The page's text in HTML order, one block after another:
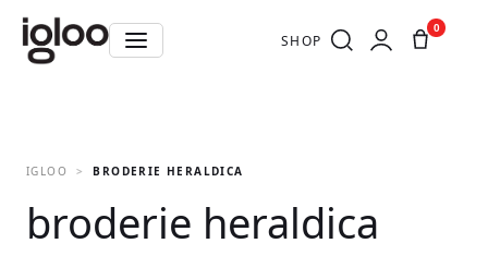
SHOP
0
IGLOO BRODERIE HERALDICA
broderie heraldica